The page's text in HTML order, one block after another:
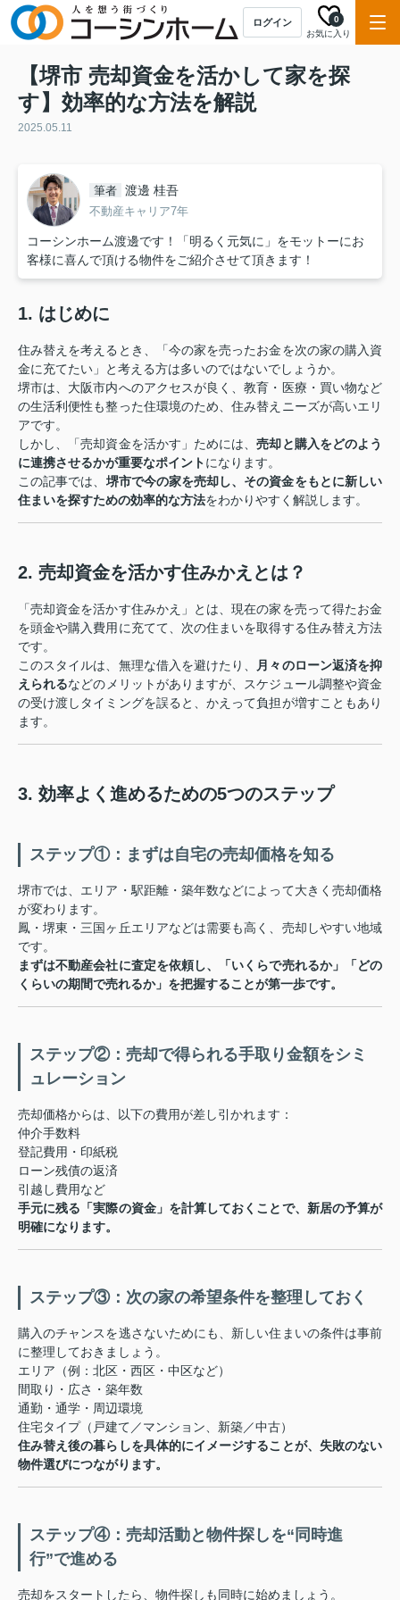
ログイン
お気に入り
0
【堺市 売却資金を活かして家を探
す】効率的な方法を解説
2025.05.11
筆者 渡邊 桂吾
不動産キャリア7年
コーシンホーム渡邊です！「明るく元気に」をモットーにお
客様に喜んで頂ける物件をご紹介させて頂きます！
1. はじめに
住み替えを考えるとき、「今の家を売ったお金を次の家の購入資
金に充てたい」と考える方は多いのではないでしょうか。
堺市は、大阪市内へのアクセスが良く、教育・医療・買い物など
の生活利便性も整った住環境のため、住み替えニーズが高いエリ
アです。
しかし、「売却資金を活かす」ためには、売却と購入をどのよう
に連携させるかが重要なポイントになります。
この記事では、 堺市で今の家を売却し、その資金をもとに新しい
住まいを探すための効率的な方法をわかりやすく解説します。
2. 売却資金を活かす住みかえとは？
「売却資金を活かす住みかえ」とは、現在の家を売って得たお金
を頭金や購入費用に充てて、次の住まいを取得する住み替え方法
です。
このスタイルは、無理な借入を避けたり、
月々のローン返済を抑
えられるなどのメリットがありますが、スケジュール調整や資金
の受け渡しタイミングを誤ると、かえって負担が増すこともあり
ます。
3. 効率よく進めるための5つのステップ
ステップ①：まずは自宅の売却価格を知る
堺市では、エリア・駅距離・築年数などによって大きく売却価格
が変わります。
鳳・堺東・三国ヶ丘エリアなどは需要も高く、売却しやすい地域
です。
まずは不動産会社に査定を依頼し、「いくらで売れるか」「どの
くらいの期間で売れるか」を把握することが第一歩です。
ステップ②：売却で得られる手取り金額をシミ
ュレーション
売却価格からは、以下の費用が差し引かれます：
仲介手数料
登記費用・印紙税
ローン残債の返済
引越し費用など
手元に残る「実際の資金」を計算しておくことで、新居の予算が
明確になります。
ステップ③：次の家の希望条件を整理しておく
購入のチャンスを逃さないためにも、新しい住まいの条件は事前
に整理しておきましょう。
エリア（例：北区・西区・中区など）
間取り・広さ・築年数
通勤・通学・周辺環境
住宅タイプ（戸建て／マンション、新築／中古）
住み替え後の暮らしを具体的にイメージすることが、失敗のない
物件選びにつながります。
ステップ④：売却活動と物件探しを“同時進
行”で進める
売却をスタートしたら、物件探しも同時に始めましょう。